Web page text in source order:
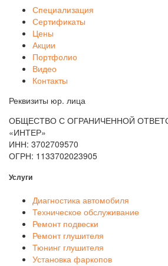
Специализация
Сертификаты
Цены
Акции
Портфолио
Видео
Контакты
Реквизиты юр. лица
ОБЩЕСТВО С ОГРАНИЧЕННОЙ
«ИНТЕР»
ИНН: 3702709570
ОГРН: 1133702023905
Услуги
Диагностика автомобиля
Техническое обслуживание
Ремонт подвески
Ремонт глушителя
Тюнинг глушителя
Установка фаркопов